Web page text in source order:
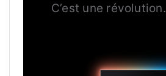
C’est une révolution.